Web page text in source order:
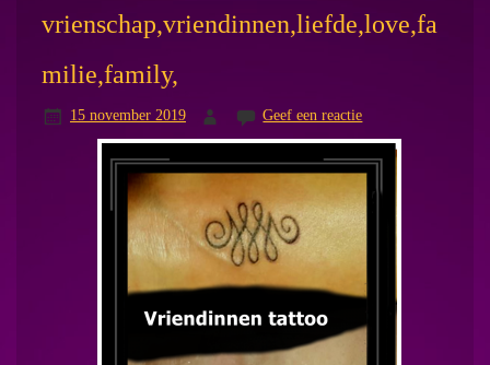
vrienschap,vriendinnen,liefde,love,fa
milie,family,
15 november 2019 Geef een reactie